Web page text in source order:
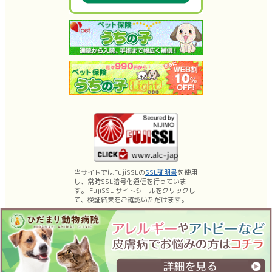
当サイトではFujiSSLのSSL証明書を使用
し、常時SSL暗号化通信を行っていま
す。 FujiSSL サイトシールをクリックし
て、検証結果をご確認いただけます。
名古屋市昭和区の動物病院、ひだまり動物病院は、薬浴などの皮膚科診療、乳